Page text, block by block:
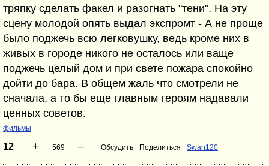
тряпку сделать факел и разогнать "тени". На эту
сцену молодой опять выдал экспромт - А не проще
было поджечь всю легковушку, ведь кроме них в
живых в городе никого не осталось или ваще
поджечь целый дом и при свете пожара спокойно
дойти до бара. В общем жаль что смотрели не
сначала, а то бы еще главным героям надавали
ценных советов.
фильмы
12 + 569 – Обсудить Поделиться Swan120